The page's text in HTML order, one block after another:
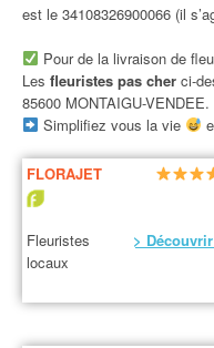
est le 34108326900066 (il
Pour de la livraison de
Les fleuristes pas cher ci-
85600 MONTAIGU-VENDEE.
Simplifiez vous la vie
FLORAJET
Fleuristes
locaux
>